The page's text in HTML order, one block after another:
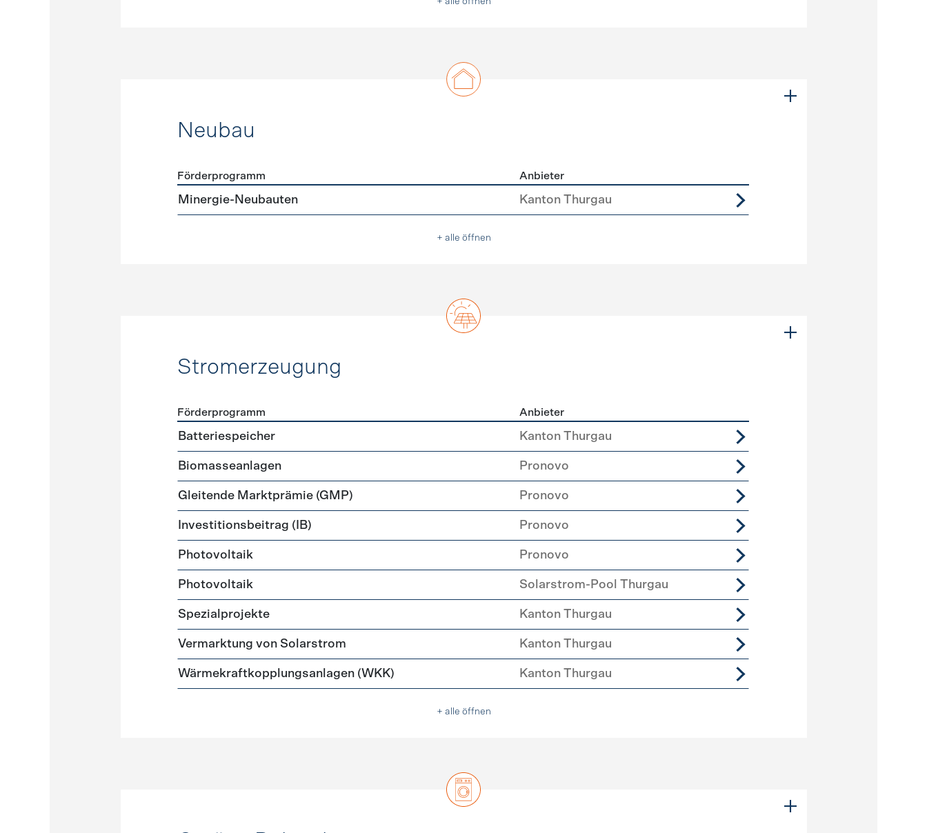
Neubau
Förderprogramme Neubau
Förderprogramm Anbieter
Minergie-Neubauten Kanton Thurgau
+ alle öffnen
Stromerzeugung
Förderprogramme
Förderprogramm Anbieter
Batteriespeicher Kanton Thurgau
Biomasseanlagen Pronovo
Gleitende Marktprämie (GMP) Pronovo
Investitionsbeitrag (IB) Pronovo
Photovoltaik Pronovo
Photovoltaik Solarstrom-Pool Thurgau
Spezialprojekte Kanton Thurgau
Vermarktung von Solarstrom Kanton Thurgau
Wärmekraftkopplungsanlagen (WKK) Kanton Thurgau
+ alle öffnen